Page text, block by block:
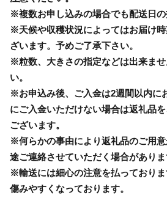
※複数お申し込みの場合でも配送日の
※天候や収穫状況によってはお届け
ざいます。予めご了承下さい。
※粒数、大きさの指定などは出来ま
い。
※お申込み後、ご入金は2週間以内に
にご入金いただけない場合は返礼品
ございます。
※何らかの事由により返礼品のご用
途ご連絡させていただく場合がありま
※輸送には細心の注意を払っており
傷みやすくなっております。